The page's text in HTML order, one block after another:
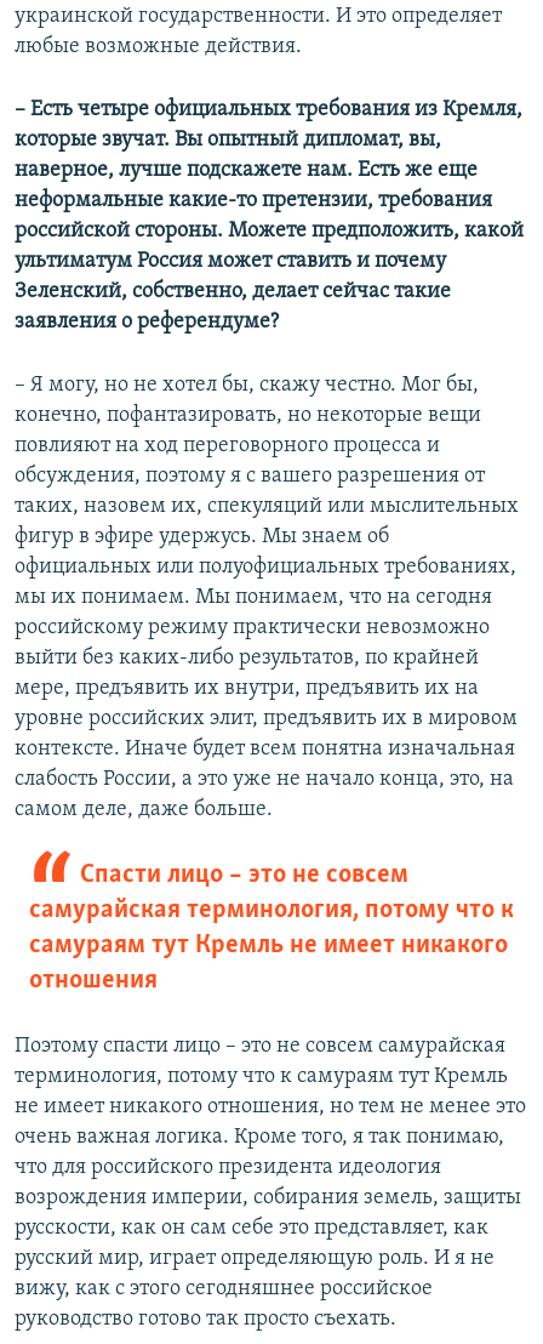
украинской государственности. И это определяет
любые возможные действия.
– Есть четыре официальных требования из Кремля,
которые звучат. Вы опытный дипломат, вы,
наверное, лучше подскажете нам. Есть же еще
неформальные какие-то претензии, требования
российской стороны. Можете предположить, какой
ультиматум Россия может ставить и почему
Зеленский, собственно, делает сейчас такие
заявления о референдуме?
– Я могу, но не хотел бы, скажу честно. Мог бы,
конечно, пофантазировать, но некоторые вещи
повлияют на ход переговорного процесса и
обсуждения, поэтому я с вашего разрешения от
таких, назовем их, спекуляций или мыслительных
фигур в эфире удержусь. Мы знаем об
официальных или полуофициальных требованиях,
мы их понимаем. Мы понимаем, что на сегодня
российскому режиму практически невозможно
выйти без каких-либо результатов, по крайней
мере, предъявить их внутри, предъявить их на
уровне российских элит, предъявить их в мировом
контексте. Иначе будет всем понятна изначальная
слабость России, а это уже не начало конца, это, на
самом деле, даже больше.
Спасти лицо – это не совсем
самурайская терминология, потому что к
самураям тут Кремль не имеет никакого
отношения
Поэтому спасти лицо – это не совсем самурайская
терминология, потому что к самураям тут Кремль
не имеет никакого отношения, но тем не менее это
очень важная логика. Кроме того, я так понимаю,
что для российского президента идеология
возрождения империи, собирания земель, защиты
русскости, как он сам себе это представляет, как
русский мир, играет определяющую роль. И я не
вижу, как с этого сегодняшнее российское
руководство готово так просто съехать.